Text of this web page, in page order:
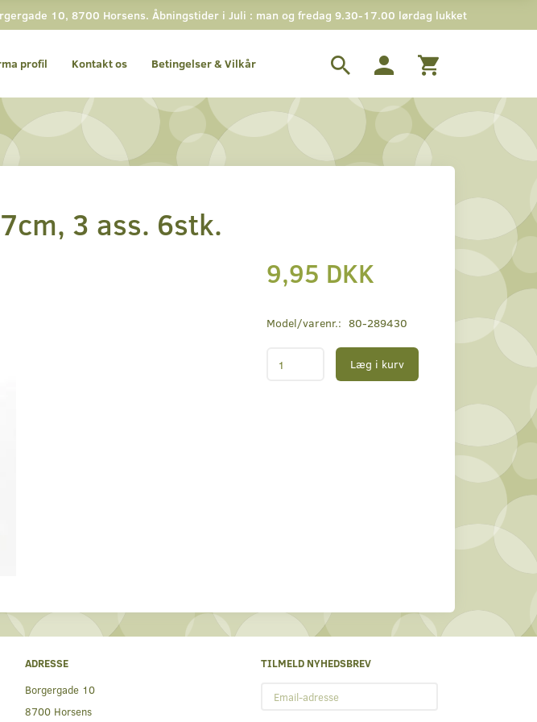
10, 8700 Horsens. Åbningstider i Juli : man og fredag 9.30-17.00 lørdag lukket
profil Kontakt os Betingelser & Vilkår
3 ass. 6stk.
9,95 DKK
Model/varenr.: 80-289430
Læg i kurv
ADRESSE
Borgergade 10
8700 Horsens
TILMELD NYHEDSBREV
adresse